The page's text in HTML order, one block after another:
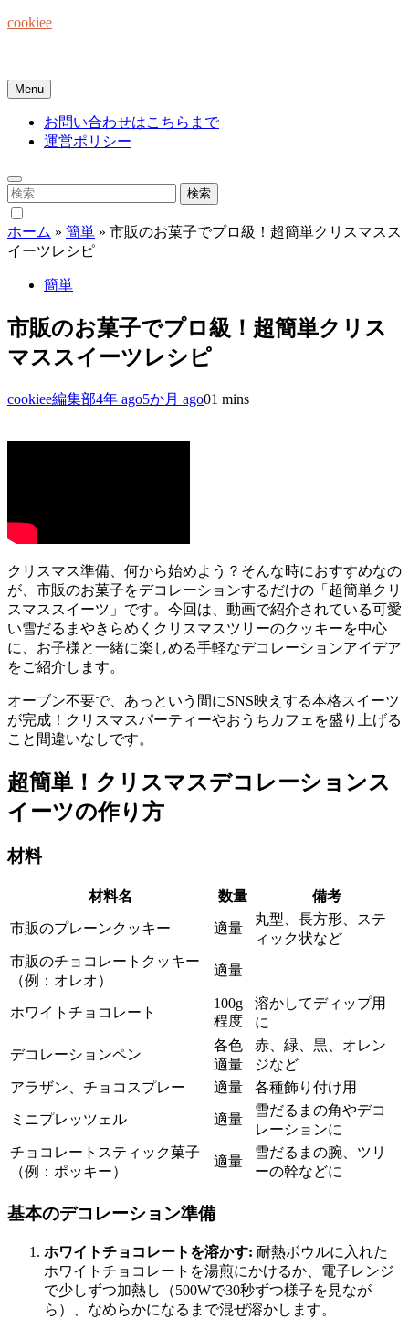
Skip
cookiee
Menu
お問い合わせはこちらまで
運営ポリシー
検
索:
ホーム » 簡単 » 市販のお菓子でプロ級！超簡単クリスマスス
イーツレシピ
簡単
市販のお菓子でプロ級！超簡単クリス
マススイーツレシピ
cookiee編集部4年 ago5か月 ago01 mins
クリスマス準備、何から始めよう？そんな時におすすめなの
が、市販のお菓子をデコレーションするだけの「超簡単クリ
スマススイーツ」です。今回は、動画で紹介されている可愛
い雪だるまやきらめくクリスマスツリーのクッキーを中心
に、お子様と一緒に楽しめる手軽なデコレーションアイデア
をご紹介します。
オーブン不要で、あっという間にSNS映えする本格スイーツ
が完成！クリスマスパーティーやおうちカフェを盛り上げる
こと間違いなしです。
超簡単！クリスマスデコレーションス
イーツの作り方
材料
材料名 数量 備考
市販のプレーンクッキー 適量
丸型、長方形、ステ
ィック状など
市販のチョコレートクッキー
（例：オレオ）
適量
ホワイトチョコレート
100g
程度
溶かしてディップ用
に
デコレーションペン
各色
適量
赤、緑、黒、オレン
ジなど
アラザン、チョコスプレー
適量 各種飾り付け用
ミニプレッツェル 適量
雪だるまの角やデコ
レーションに
チョコレートスティック菓子
（例：ポッキー）
適量
雪だるまの腕、ツリ
ーの幹などに
基本のデコレーション準備
ホワイトチョコレートを溶かす: 耐熱ボウルに入れた
ホワイトチョコレートを湯煎にかけるか、電子レンジ
で少しずつ加熱し（500Wで30秒ずつ様子を見なが
ら）、なめらかになるまで混ぜ溶かします。